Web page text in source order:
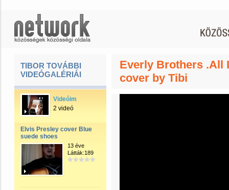
TIBOR TOVÁBBI
VIDEÓGALÉRIÁI
Videóim
2 videó
Elvis Presley cover Blue
suede shoes
13 éve
Látták:189
Everly Brothers .All
cover by Tibi